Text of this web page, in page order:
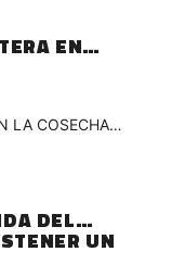
EN
LA COSECHA
DEL
UN